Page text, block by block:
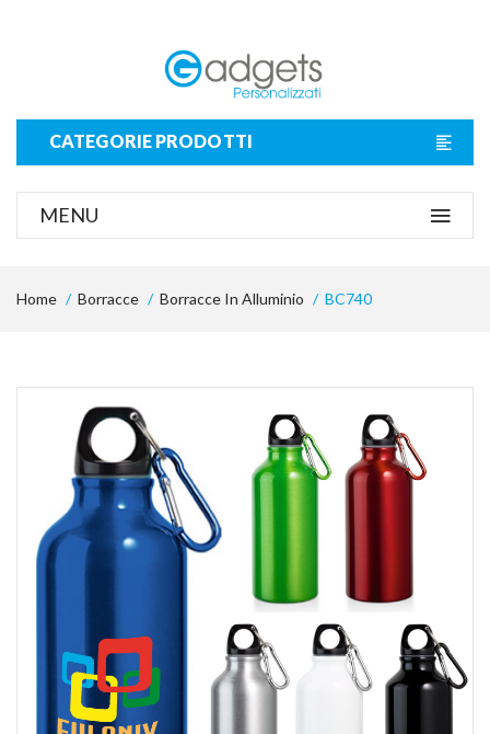
CATEGORIE PRODOTTI
MENU
Home Borracce Borracce In Alluminio BC740